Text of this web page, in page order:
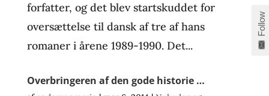
forfatter, og det blev startskuddet for
oversættelse til dansk af tre af hans
romaner i årene 1989-1990. Det...
Overbringeren af den gode historie …
Follow